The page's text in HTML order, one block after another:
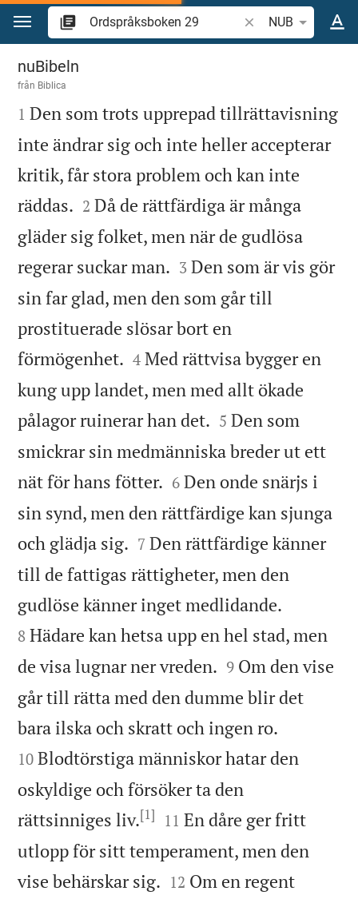
Hoppa till innehåll
Sök bibelvers eller
NUB
Ordspråksboken 29
nuBibeln
från Biblica

1 Den som trots upprepad tillrättavisning
inte ändrar sig och inte heller accepterar
kritik, får stora problem och kan inte
räddas. 

2 Då de rättfärdiga är många
gläder sig folket, men när de gudlösa
regerar suckar man. 

3 Den som är vis gör
sin far glad, men den som går till
prostituerade slösar bort en
förmögenhet. 

4 Med rättvisa bygger en
kung upp landet, men med allt ökade
pålagor ruinerar han det. 

5 Den som
smickrar sin medmänniska breder ut ett
nät för hans fötter. 

6 Den onde snärjs i
sin synd, men den rättfärdige kan sjunga
och glädja sig. 

7 Den rättfärdige känner
till de fattigas rättigheter, men den
gudlöse känner inget medlidande.
8 Hädare kan hetsa upp en hel stad, men
de visa lugnar ner vreden. 

9 Om den vise
går till rätta med den dumme blir det
bara ilska och skratt och ingen ro.
10 Blodtörstiga människor hatar den
oskyldige och försöker ta den
rättsinniges liv.[1] 

11 En dåre ger fritt
utlopp för sitt temperament, men den
vise behärskar sig. 

12 Om en regent